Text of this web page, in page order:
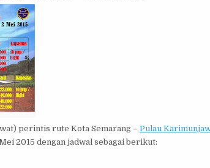
perintis rute Kota Semarang – Pulau
2015 dengan jadwal sebagai berikut: